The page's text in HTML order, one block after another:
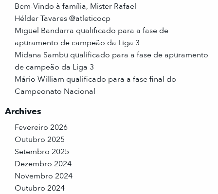
Bem-Vindo à família, Mister Rafael
Hélder Tavares @atleticocp
Miguel Bandarra qualificado para a fase de
apuramento de campeão da Liga 3
Midana Sambu qualificado para a fase de apuramento
de campeão da Liga 3
Mário William qualificado para a fase final do
Campeonato Nacional
Archives
Fevereiro 2026
Outubro 2025
Setembro 2025
Dezembro 2024
Novembro 2024
Outubro 2024